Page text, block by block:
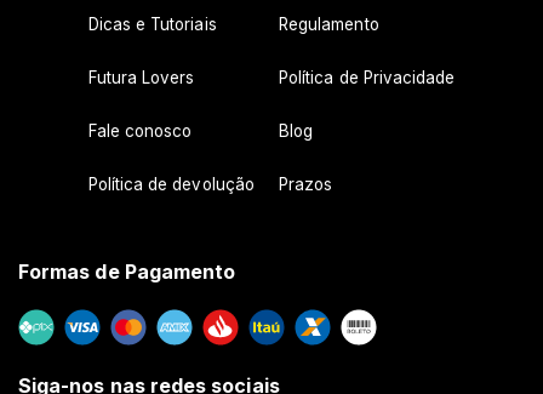
Dicas e Tutoriais Regulamento
Futura Lovers Política de Privacidade
Fale conosco Blog
Política de devolução Prazos
Formas de Pagamento
Siga-nos nas redes sociais